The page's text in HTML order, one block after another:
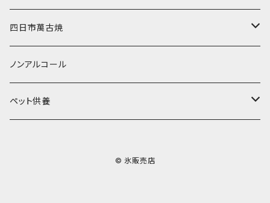
無添加瓶シロップ
ドライアイス20ｋｇ
ドライアイス25ｋｇ
四日市萬古焼
土鍋・土釜
一般土鍋
皿・椀・丼・小物
ノンアルコール
ペット供養
© 氷販売店